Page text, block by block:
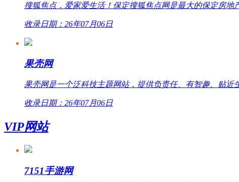
搜狐焦点，爱家爱生活！保定搜狐焦点网是最大的保定房
收录日期：26年07月06日
果壳网
果壳网是一个泛科技主题网站，提供负责任、有智趣、贴
收录日期：26年07月06日
VIP网站
7151手游网